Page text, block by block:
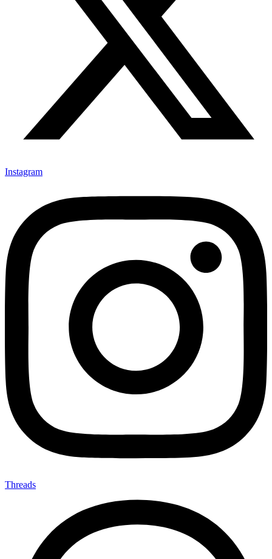
Instagram
Threads